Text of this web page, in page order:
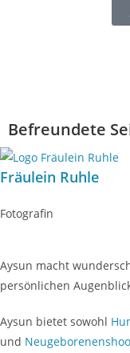
Befreundete
Fräulein Ruhle
Fotografin
Aysun macht
persönlichen
Aysun bietet sowohl
und